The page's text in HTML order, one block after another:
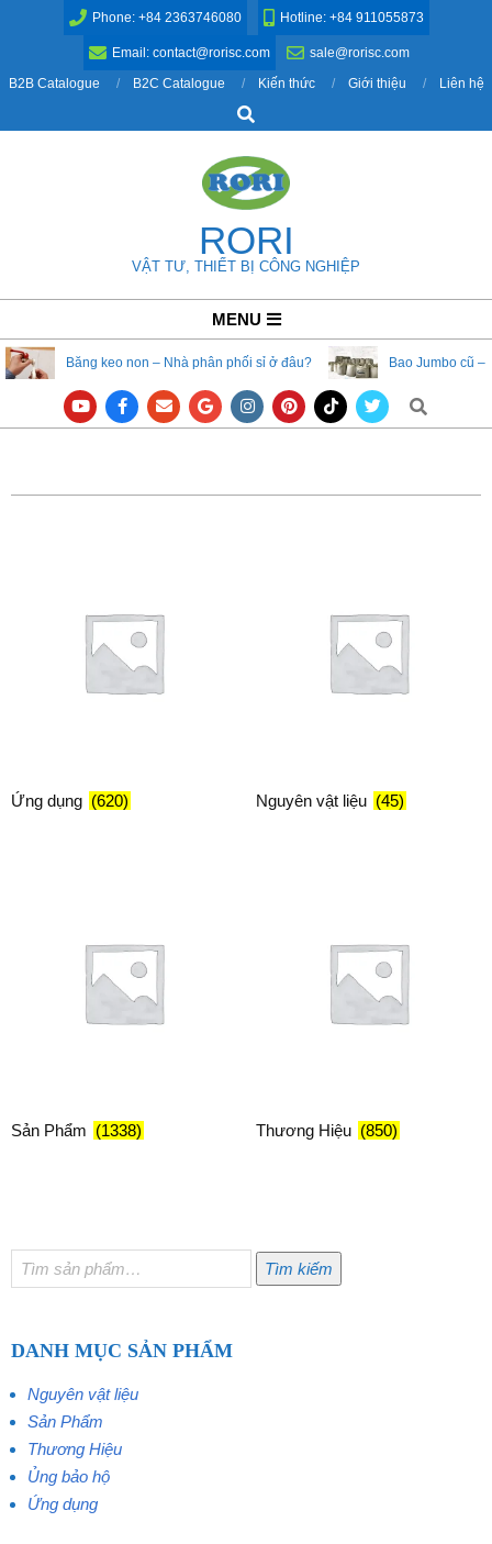
Phone: +84 2363746080 Hotline: +84 911055873
Email: contact@rorisc.com
sale@rorisc.com
B2B Catalogue
B2C Catalogue Kiến thức Giới thiệu
Liên hệ
Search
RORI
VẬT TƯ, THIẾT BỊ CÔNG NGHIỆP
Navigation
Menu
MENU
Băng keo non – Nhà phân phối sỉ ở đâu? Bao Jumbo cũ –
Search
Ứng dụng (620) Nguyên vật liệu (45)
Sản Phẩm (1338) Thương Hiệu (850)
Tìm
kiếm:
Tìm kiếm
DANH MỤC SẢN PHẨM
Nguyên vật liệu
Sản Phẩm
Thương Hiệu
Ủng bảo hộ
Ứng dụng